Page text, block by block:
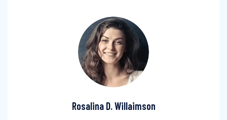
Rosalina D. Willaimson